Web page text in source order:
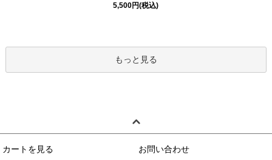
5,500円(税込)
もっと見る
カートを見る お問い合わせ